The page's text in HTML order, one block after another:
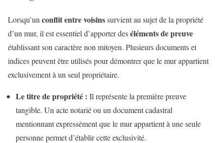
Lorsqu’un conflit entre voisinssurvient au sujet de la propriété
d’un mur, il est essentiel d’apporter deséléments de preuve
établissant son caractère non mitoyen. Plusieurs documents et
indices peuvent être utilisés pour démontrer que le mur appartient
exclusivement à un seul propriétaire.
Le titre de propriété : Il représente la première preuve
tangible. Un acte notarié ou un document cadastral
mentionnant expressément que le mur appartient à une seule
personne permet d’établir cette exclusivité.